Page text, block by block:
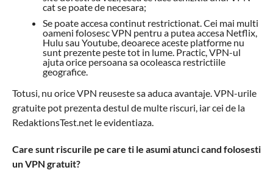
cat se poate de necesara;
Se poate accesa continut restrictionat. Cei mai multi
oameni folosesc VPN pentru a putea accesa Netflix,
Hulu sau Youtube, deoarece aceste platforme nu
sunt prezente peste tot in lume. Practic, VPN-ul
ajuta orice persoana sa ocoleasca restrictiile
geografice.
Totusi, nu orice VPN reuseste sa aduca avantaje. VPN-urile
gratuite pot prezenta destul de multe riscuri, iar cei de la
RedaktionsTest.net le evidentiaza.
Care sunt riscurile pe care ti le asumi atunci cand folosesti
un VPN gratuit?